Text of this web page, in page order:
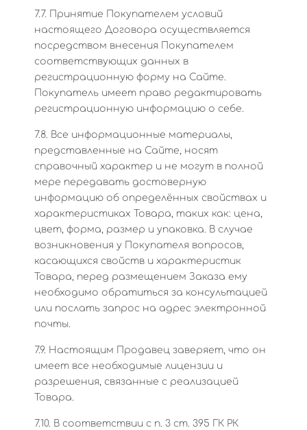
7.7. Принятие Покупателем условий
настоящего Договора осуществляется
посредством внесения Покупателем
соответствующих данных в
регистрационную форму на Сайте.
Покупатель имеет право редактировать
регистрационную информацию о себе.
7.8. Все информационные материалы,
представленные на Сайте, носят
справочный характер и не могут в полной
мере передавать достоверную
информацию об определённых свойствах и
характеристиках Товара, таких как: цена,
цвет, форма, размер и упаковка. В случае
возникновения у Покупателя вопросов,
касающихся свойств и характеристик
Товара, перед размещением Заказа ему
необходимо обратиться за консультацией
или послать запрос на адрес электронной
почты.
7.9. Настоящим Продавец заверяет, что он
имеет все необходимые лицензии и
разрешения, связанные с реализацией
Товара.
7.10. В соответствии с п. 3 ст. 395 ГК РК